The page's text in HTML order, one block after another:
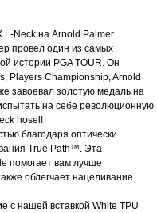
L-Neck на Arnold Palmer
провел один из самых
истории PGA TOUR. Он
Players Championship, Arnold
завоевал золотую медаль на
на себе революционную
hosel!
благодаря оптически
True Path™. Эта
помогает вам лучше
облегчает нацеливание
с нашей вставкой White TPU